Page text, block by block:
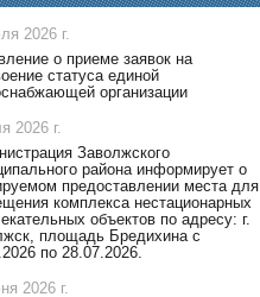
2026 г.
о приеме заявок на
статуса единой
организации
2026 г.
Заволжского
района информирует о
предоставлении места для
комплекса нестационарных
объектов по адресу: г.
площадь Бредихина с
по 28.07.2026.
2026 г.